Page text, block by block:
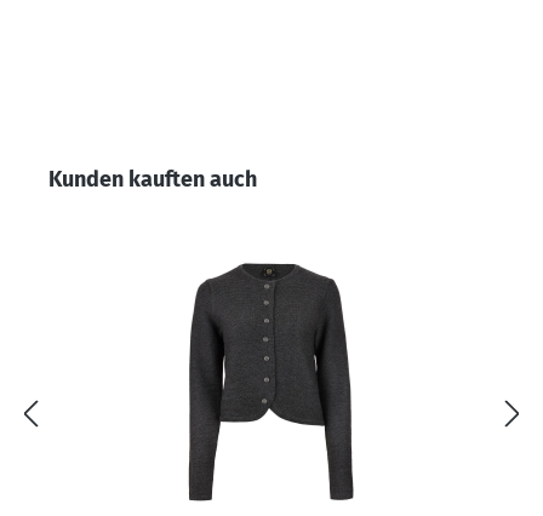
Produktgalerie überspringen
Kunden kauften auch